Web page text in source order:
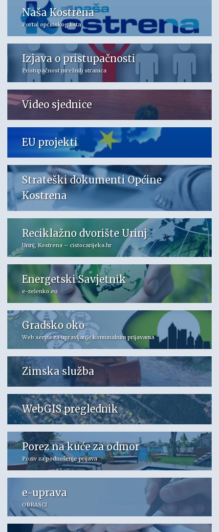
Naša Kostrena
Portal općinskog lista
Izjava o pristupačnosti
Pristupačnost mrežnih stranica
Video sjednice
EU projekti
Strateški dokumenti Općine
Kostrena
Reciklažno dvorište Urinj
Urinj, Kostrena – cistocarijeka.hr
Energetski Savjetnik
e-zelenko.eu
Gradsko oko
Web servis za upravljanje komunalnim prijavama
Zimska služba
WebGIS preglednik
Porez na kuće za odmor
Poziv za podnošenje prijava
e-uprava
OBRASCI